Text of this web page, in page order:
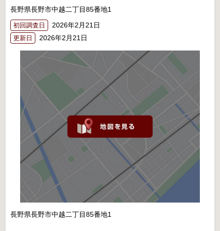
長野県長野市中越二丁目85番地1
初回調査日 2026年2月21日
更新日 2026年2月21日
長野県長野市中越二丁目85番地1